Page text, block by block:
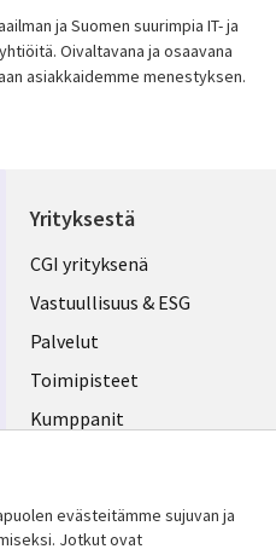
ja Suomen suurimpia IT- ja
Oivaltavana ja osaavana
asiakkaidemme menestyksen.
Yrityksestä
Useful
links
FINLAND
CGI yrityksenä
Vastuullisuus & ESG
Palvelut
Toimipisteet
Kumppanit
evästeitämme sujuvan ja
Jotkut ovat